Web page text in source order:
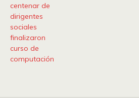
centenar de
dirigentes
sociales
finalizaron
curso de
computación